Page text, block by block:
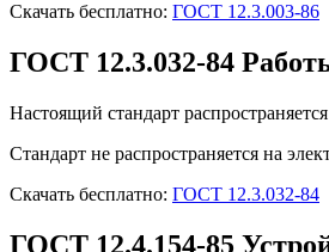
Скачать бесплатно: ГОСТ 12.3.003-86
ГОСТ 12.3.032-84
Настоящий стандарт
Стандарт не распространяется на
Скачать бесплатно: ГОСТ 12.3.032-84
ГОСТ 12.4.154-85